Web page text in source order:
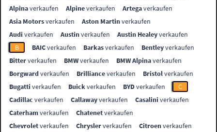
Alpinaverkaufen Alpineverkaufen Artegaverkaufen
Asia Motorsverkaufen Aston Martinverkaufen
Audi verkaufen Austinverkaufen Austin Healeyverkaufen
B
BAICverkaufen Barkasverkaufen Bentleyverkaufen
Bitterverkaufen BMWverkaufen BMW Alpinaverkaufen
Borgwardverkaufen Brillianceverkaufen Bristolverkaufen
Bugatti verkaufen Buickverkaufen BYDverkaufen
C
Cadillac verkaufen Callawayverkaufen Casalini verkaufen
Caterhamverkaufen Chatenetverkaufen
Chevroletverkaufen Chryslerverkaufen Citroenverkaufen